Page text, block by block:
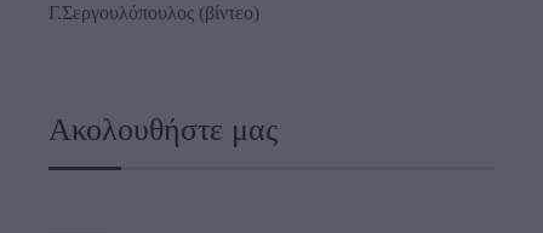
Γ.Σεργουλόπουλος (βίντεο)
Ακολουθήστε μας